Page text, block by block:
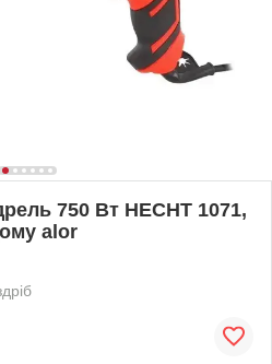
750 Вт HECHT 1071,
alor